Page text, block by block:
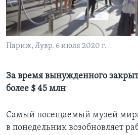
Learning English
СОЦИАЛЬНЫЕ СЕТИ
Языки
Париж, Лувр. 6 июля 2020 г.
За время вынужденного
более $ 45 млн
Самый посещаемый музей
в понедельник возобновляет